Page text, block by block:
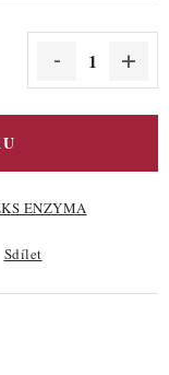
ENZYMA
Sdílet